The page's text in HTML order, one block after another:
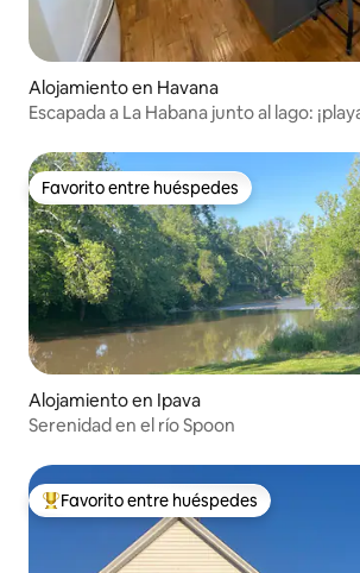
Alojamiento en Havana
Escapada a La Habana junto al lago:
Favorito entre huéspedes
Favorito entre huéspedes
Alojamiento en Ipava
Serenidad en el río Spoon
Favorito entre huéspedes preferido
Favorito entre huéspedes